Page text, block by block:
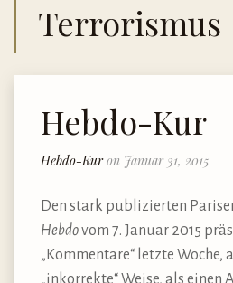
Terrorismus
Hebdo-Kur
Hebdo-Kuron Januar 31, 2015
Den stark publizierten
Hebdovom 7. Januar 2015
„Kommentare“ letzte
„inkorrekte“ Weise, als einen